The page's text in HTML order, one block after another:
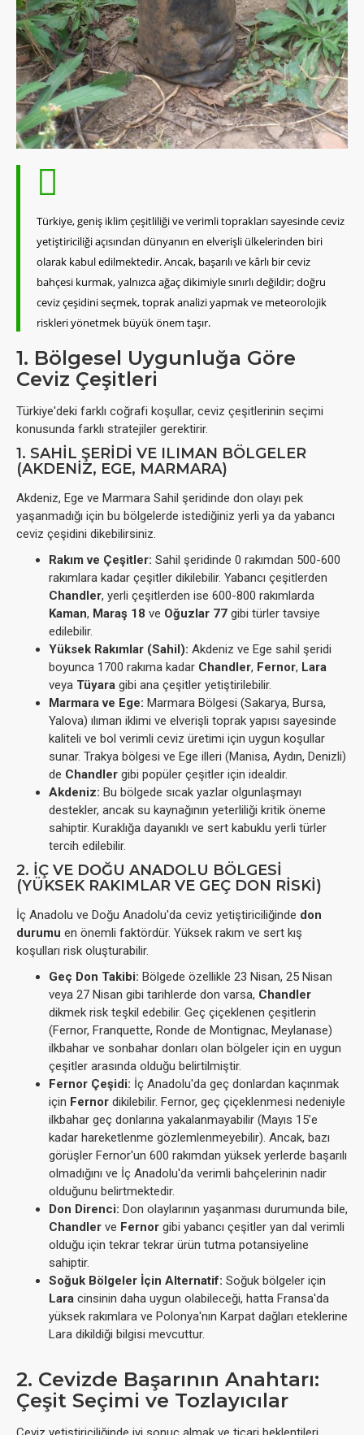
Türkiye, geniş iklim çeşitliliği ve verimli toprakları sayesinde ceviz
yetiştiriciliği açısından dünyanın en elverişli ülkelerinden biri
olarak kabul edilmektedir. Ancak, başarılı ve kârlı bir ceviz
bahçesi kurmak, yalnızca ağaç dikimiyle sınırlı değildir; doğru
ceviz çeşidini seçmek, toprak analizi yapmak ve meteorolojik
riskleri yönetmek büyük önem taşır.
1. Bölgesel Uygunluğa Göre
Ceviz Çeşitleri
Türkiye'deki farklı coğrafi koşullar, ceviz çeşitlerinin seçimi
konusunda farklı stratejiler gerektirir.
1. SAHIL ŞERIDI VE ILIMAN BÖLGELER
(AKDENIZ, EGE, MARMARA)
Akdeniz, Ege ve Marmara Sahil şeridinde don olayı pek
yaşanmadığı için bu bölgelerde istediğiniz yerli ya da yabancı
ceviz çeşidini dikebilirsiniz.
Rakım ve Çeşitler: Sahil şeridinde 0 rakımdan 500-600
rakımlara kadar çeşitler dikilebilir. Yabancı çeşitlerden
Chandler, yerli çeşitlerden ise 600-800 rakımlarda
Kaman, Maraş 18 ve Oğuzlar 77 gibi türler tavsiye
edilebilir.
Yüksek Rakımlar (Sahil): Akdeniz ve Ege sahil şeridi
boyunca 1700 rakıma kadar Chandler, Fernor, Lara
veya Tüyara gibi ana çeşitler yetiştirilebilir.
Marmara ve Ege: Marmara Bölgesi (Sakarya, Bursa,
Yalova) ılıman iklimi ve elverişli toprak yapısı sayesinde
kaliteli ve bol verimli ceviz üretimi için uygun koşullar
sunar. Trakya bölgesi ve Ege illeri (Manisa, Aydın, Denizli)
de Chandler gibi popüler çeşitler için idealdir.
Akdeniz: Bu bölgede sıcak yazlar olgunlaşmayı
destekler, ancak su kaynağının yeterliliği kritik öneme
sahiptir. Kuraklığa dayanıklı ve sert kabuklu yerli türler
tercih edilebilir.
2. İÇ VE DOĞU ANADOLU BÖLGESI
(YÜKSEK RAKIMLAR VE GEÇ DON RISKI)
İç Anadolu ve Doğu Anadolu'da ceviz yetiştiriciliğinde don
durumu en önemli faktördür. Yüksek rakım ve sert kış
koşulları risk oluşturabilir.
Geç Don Takibi: Bölgede özellikle 23 Nisan, 25 Nisan
veya 27 Nisan gibi tarihlerde don varsa, Chandler
dikmek risk teşkil edebilir. Geç çiçeklenen çeşitlerin
(Fernor, Franquette, Ronde de Montignac, Meylanase)
ilkbahar ve sonbahar donları olan bölgeler için en uygun
çeşitler arasında olduğu belirtilmiştir.
Fernor Çeşidi: İç Anadolu'da geç donlardan kaçınmak
için Fernor dikilebilir. Fernor, geç çiçeklenmesi nedeniyle
ilkbahar geç donlarına yakalanmayabilir (Mayıs 15’e
kadar hareketlenme gözlemlenmeyebilir). Ancak, bazı
görüşler Fernor'un 600 rakımdan yüksek yerlerde başarılı
olmadığını ve İç Anadolu'da verimli bahçelerinin nadir
olduğunu belirtmektedir.
Don Direnci: Don olaylarının yaşanması durumunda bile,
Chandler ve Fernor gibi yabancı çeşitler yan dal verimli
olduğu için tekrar tekrar ürün tutma potansiyeline
sahiptir.
Soğuk Bölgeler İçin Alternatif: Soğuk bölgeler için
Lara cinsinin daha uygun olabileceği, hatta Fransa'da
yüksek rakımlara ve Polonya'nın Karpat dağları eteklerine
Lara dikildiği bilgisi mevcuttur.
2. Cevizde Başarının Anahtarı:
Çeşit Seçimi ve Tozlayıcılar